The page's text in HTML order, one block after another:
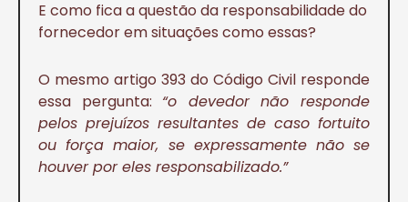
E como fica a questão da responsabilidade do
fornecedor em situações como essas?
O mesmo artigo 393 do Código Civil responde
essa pergunta: “o devedor não responde
pelos prejuízos resultantes de caso fortuito
ou força maior, se expressamente não se
houver por eles responsabilizado.”